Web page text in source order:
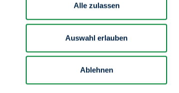
Alle zulassen
Auswahl erlauben
Ablehnen
Unsere Social Media Kanäle